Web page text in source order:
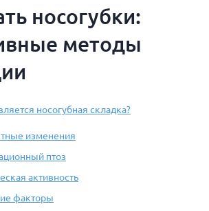
носогубки:
методы
носогубная складка?
изменения
птоз
активность
факторы